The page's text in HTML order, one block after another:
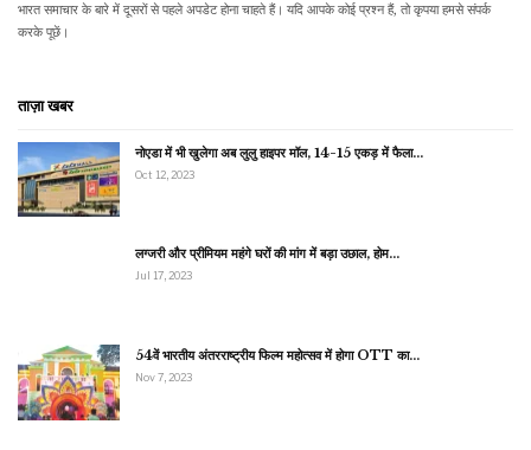
भारत समाचार के बारे में दूसरों से पहले अपडेट होना चाहते हैं। यदि आपके कोई प्रश्न हैं, तो कृपया हमसे संपर्क
करके पूछें।
ताज़ा खबर
नोएडा में भी खुलेगा अब लुलु हाइपर मॉल, 14-15 एकड़ में फैला…
Oct 12, 2023
लग्जरी और प्रीमियम महंगे घरों की मांग में बड़ा उछाल, होम…
Jul 17, 2023
54वें भारतीय अंतरराष्ट्रीय फिल्म महोत्सव में होगा OTT का…
Nov 7, 2023